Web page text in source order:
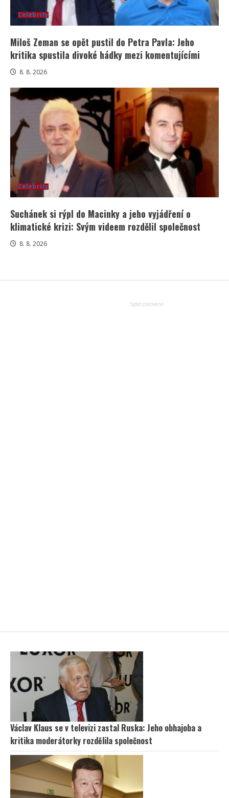
Celebrity
Miloš Zeman se opět pustil do Petra Pavla: Jeho
kritika spustila divoké hádky mezi komentujícími
8. 8. 2026
Celebrity
Suchánek si rýpl do Macinky a jeho vyjádření o
klimatické krizi: Svým videem rozdělil společnost
8. 8. 2026
Václav Klaus se v televizi zastal Ruska: Jeho obhajoba a
kritika moderátorky rozdělila společnost